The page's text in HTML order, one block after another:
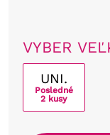
VYBER
UNI.
Posledné
2 kusy